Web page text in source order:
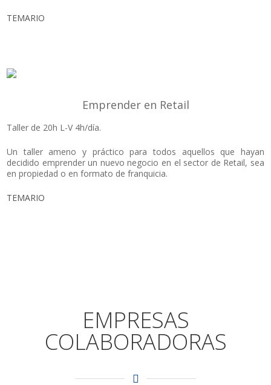
TEMARIO
Emprender en Retail
Taller de 20h L-V 4h/día.
Un taller ameno y práctico para todos aquellos que hayan
decidido emprender un nuevo negocio en el sector de Retail, sea
en propiedad o en formato de franquicia.
TEMARIO
EMPRESAS
COLABORADORAS